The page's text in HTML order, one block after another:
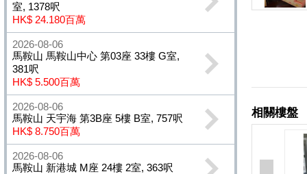
室, 1378呎
HK$ 24.180百萬
2026-08-06
馬鞍山 馬鞍山中心 第03座 33樓 G室,
381呎
HK$ 5.500百萬
2026-08-06
馬鞍山 天宇海 第3B座 5樓 B室, 757呎
HK$ 8.750百萬
2026-08-06
馬鞍山 新港城 M座 24樓 2室, 363呎